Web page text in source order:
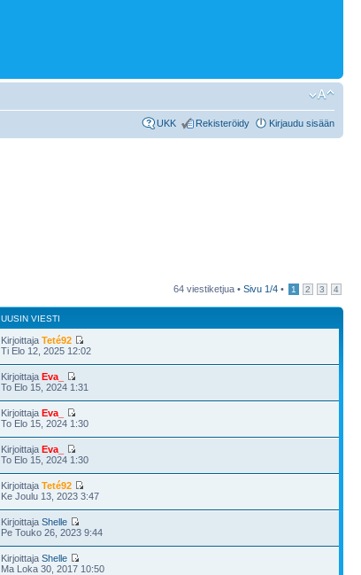
UKK Rekisteröidy Kirjaudu sisään
64 viestiketjua • Sivu 1/4 • 1 2 3 4
UUSIN VIESTI
KirjoittajaTeté92
Ti Elo 12, 2025 12:02
KirjoittajaEva_
To Elo 15, 2024 1:31
KirjoittajaEva_
To Elo 15, 2024 1:30
KirjoittajaEva_
To Elo 15, 2024 1:30
KirjoittajaTeté92
Ke Joulu 13, 2023 3:47
KirjoittajaShelle
Pe Touko 26, 2023 9:44
KirjoittajaShelle
Ma Loka 30, 2017 10:50